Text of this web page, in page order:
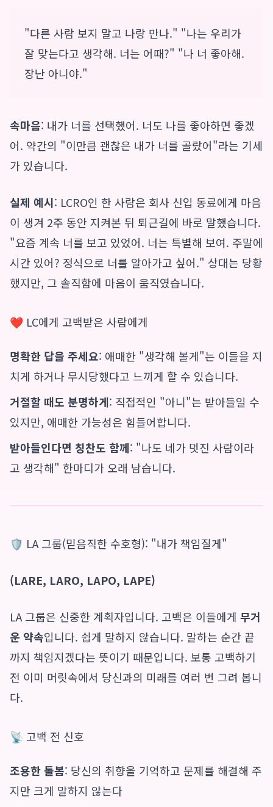
"다른 사람 보지 말고 나랑 만나." "나는 우리가
잘 맞는다고 생각해. 너는 어때?" "나 너 좋아해.
장난 아니야."
속마음: 내가 너를 선택했어. 너도 나를 좋아하면 좋겠
어. 약간의 "이만큼 괜찮은 내가 너를 골랐어"라는 기세
가 있습니다.
실제 예시: LCRO인 한 사람은 회사 신입 동료에게 마음
이 생겨 2주 동안 지켜본 뒤 퇴근길에 바로 말했습니다.
"요즘 계속 너를 보고 있었어. 너는 특별해 보여. 주말에
시간 있어? 정식으로 너를 알아가고 싶어." 상대는 당황
했지만, 그 솔직함에 마음이 움직였습니다.
❤️ LC에게 고백받은 사람에게
명확한 답을 주세요: 애매한 "생각해 볼게"는 이들을 지
치게 하거나 무시당했다고 느끼게 할 수 있습니다.
거절할 때도 분명하게: 직접적인 "아니"는 받아들일 수
있지만, 애매한 가능성은 힘들어합니다.
받아들인다면 칭찬도 함께: "나도 네가 멋진 사람이라
고 생각해" 한마디가 오래 남습니다.
🛡️ LA 그룹(믿음직한 수호형): "내가 책임질게"
(LARE, LARO, LAPO, LAPE)
LA 그룹은 신중한 계획자입니다. 고백은 이들에게 무거
운 약속입니다. 쉽게 말하지 않습니다. 말하는 순간 끝
까지 책임지겠다는 뜻이기 때문입니다. 보통 고백하기
전 이미 머릿속에서 당신과의 미래를 여러 번 그려 봅니
다.
📡 고백 전 신호
조용한 돌봄: 당신의 취향을 기억하고 문제를 해결해 주
지만 크게 말하지 않는다